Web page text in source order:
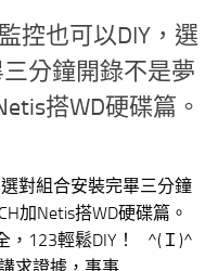
控也可以DIY，選
分鐘開錄不是夢
搭WD硬碟篇。
對組合安裝完畢三分鐘
加Netis搭WD硬碟篇。
，123輕鬆DIY！ ^(Ｉ)^